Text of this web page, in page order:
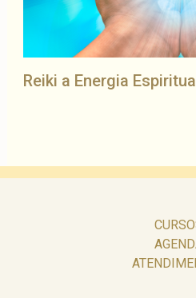
Reiki a Energia